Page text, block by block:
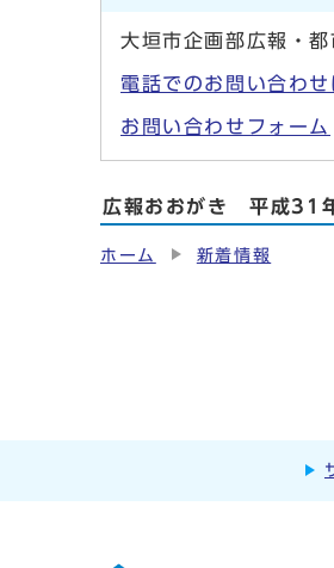
大垣市企画部広報・
電話でのお問い合わせ
お問い合わせフォーム
広報おおがき 平成31
ホーム 新着情報